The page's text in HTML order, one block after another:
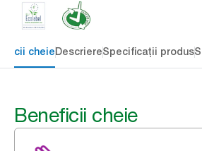
cheieDescriereSpecificații produs
Beneficii cheie